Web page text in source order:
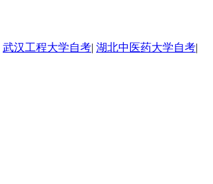
武汉工程大学自考| 湖北中医药大学自考|